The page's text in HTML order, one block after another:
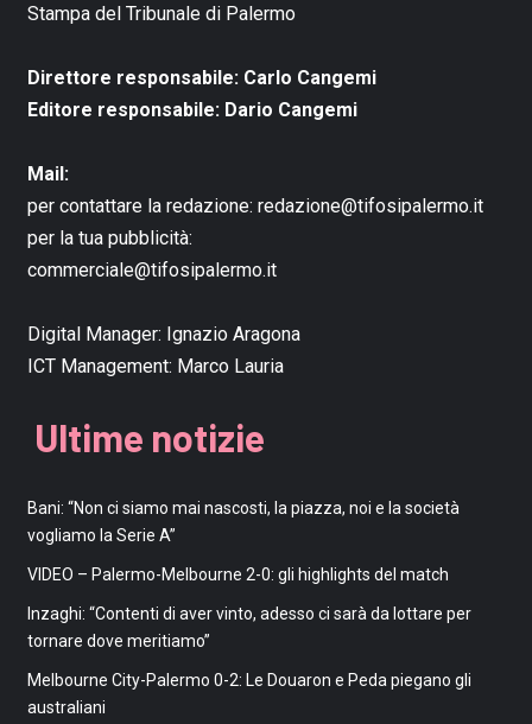
Stampa del Tribunale di Palermo
Direttore responsabile: Carlo Cangemi
Editore responsabile: Dario Cangemi
Mail:
per contattare la redazione: redazione@tifosipalermo.it
per la tua pubblicità:
commerciale@tifosipalermo.it
Digital Manager: Ignazio Aragona
ICT Management: Marco Lauria
Ultime notizie
Bani: “Non ci siamo mai nascosti, la piazza, noi e la società
vogliamo la Serie A”
VIDEO – Palermo-Melbourne 2-0: gli highlights del match
Inzaghi: “Contenti di aver vinto, adesso ci sarà da lottare per
tornare dove meritiamo”
Melbourne City-Palermo 0-2: Le Douaron e Peda piegano gli
australiani